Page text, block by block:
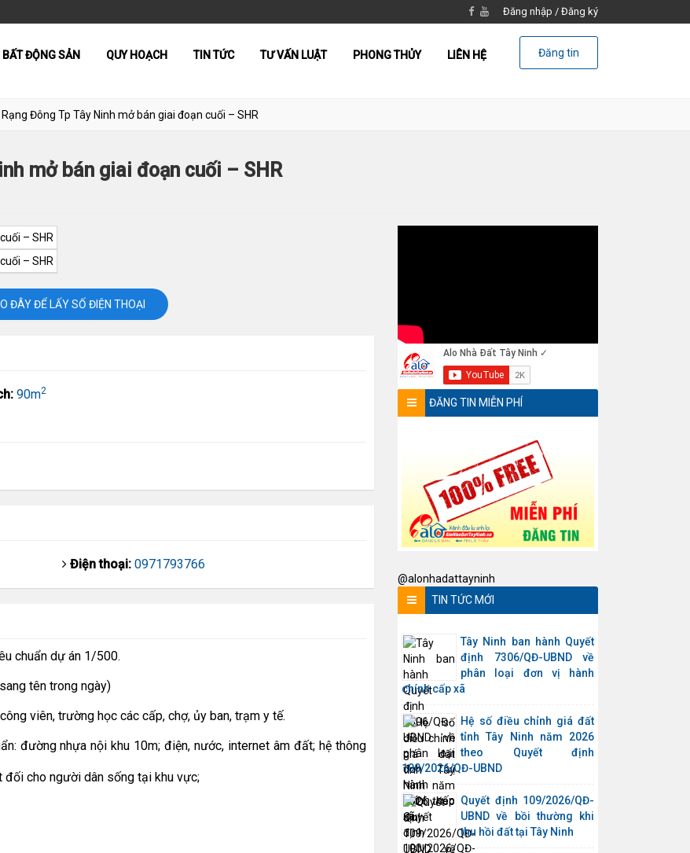
Đăng nhập / Đăng ký
BẤT ĐỘNG SẢN QUY HOẠCH TIN TỨC TƯ VẤN LUẬT PHONG THỦY LIÊN HỆ Đăng tin
Rạng Đông Tp Tây Ninh mở bán giai đoạn cuối – SHR
mở bán giai đoạn cuối – SHR
ĐÂY ĐỂ LẤY SỐ ĐIỆN THOẠI
90m2
Điện thoại: 0971793766
chuẩn dự án 1/500.
tên trong ngày)
viên, trường học các cấp, chợ, ủy ban, trạm y tế.
đường nhựa nội khu 10m; điện, nước, internet âm đất; hệ thông
đối cho người dân sống tại khu vực;
ĐĂNG TIN MIỄN PHÍ
@alonhadattayninh
TIN TỨC MỚI
Tây Ninh ban hành Quyết
định 7306/QĐ-UBND về
phân loại đơn vị hành
chính cấp xã
Hệ số điều chỉnh giá đất
tỉnh Tây Ninh năm 2026
theo Quyết định
100/2026/QĐ-UBND
Quyết định 109/2026/QĐ-
UBND về bồi thường khi
thu hồi đất tại Tây Ninh